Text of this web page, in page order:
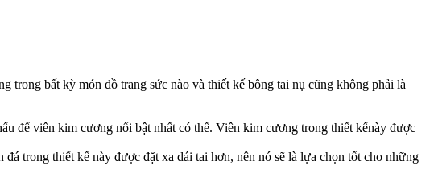
trong bất kỳ món đồ trang sức nào và thiết kế bông tai nụ cũng không phải là
để viên kim cương nổi bật nhất có thể. Viên kim cương trong thiết kếnày được
trong thiết kế này được đặt xa dái tai hơn, nên nó sẽ là lựa chọn tốt cho những